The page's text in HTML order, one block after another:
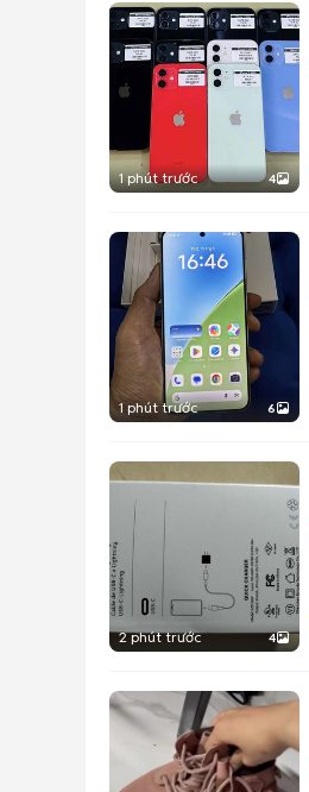
1 phút trước 4
1 phút trước 6
2 phút trước 4